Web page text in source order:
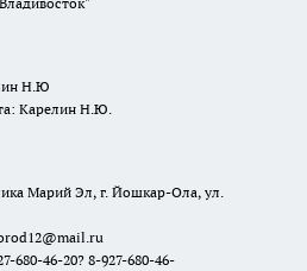
Н.Ю
Карелин Н.Ю.
Марий Эл, г. Йошкар-Ола, ул.
680-46-20? 8-927-680-46-